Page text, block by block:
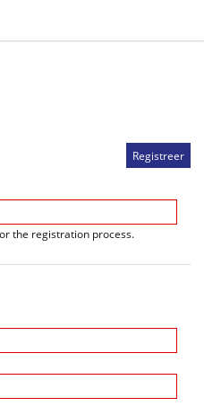
the registration process.